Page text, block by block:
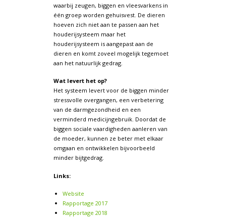
waarbij zeugen, biggen en vleesvarkens in
één groep worden gehuisvest. De dieren
hoeven zich niet aan te passen aan het
houderijsysteem maar het
houderijsysteem is aangepast aan de
dieren en komt zoveel mogelijk tegemoet
aan het natuurlijk gedrag.
Wat levert het op?
Het systeem levert voor de biggen minder
stressvolle overgangen, een verbetering
van de darmgezondheid en een
verminderd medicijngebruik. Doordat de
biggen sociale vaardigheden aanleren van
de moeder, kunnen ze beter met elkaar
omgaan en ontwikkelen bijvoorbeeld
minder bijtgedrag.
Links:
Website
Rapportage 2017
Rapportage 2018